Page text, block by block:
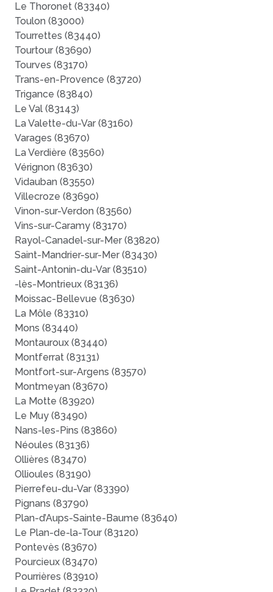
Le Thoronet (83340)
Toulon (83000)
Tourrettes (83440)
Tourtour (83690)
Tourves (83170)
Trans-en-Provence (83720)
Trigance (83840)
Le Val (83143)
La Valette-du-Var (83160)
Varages (83670)
La Verdière (83560)
Vérignon (83630)
Vidauban (83550)
Villecroze (83690)
Vinon-sur-Verdon (83560)
Vins-sur-Caramy (83170)
Rayol-Canadel-sur-Mer (83820)
Saint-Mandrier-sur-Mer (83430)
Saint-Antonin-du-Var (83510)
-lès-Montrieux (83136)
Moissac-Bellevue (83630)
La Môle (83310)
Mons (83440)
Montauroux (83440)
Montferrat (83131)
Montfort-sur-Argens (83570)
Montmeyan (83670)
La Motte (83920)
Le Muy (83490)
Nans-les-Pins (83860)
Néoules (83136)
Ollières (83470)
Ollioules (83190)
Pierrefeu-du-Var (83390)
Pignans (83790)
Plan-d’Aups-Sainte-Baume (83640)
Le Plan-de-la-Tour (83120)
Pontevès (83670)
Pourcieux (83470)
Pourrières (83910)